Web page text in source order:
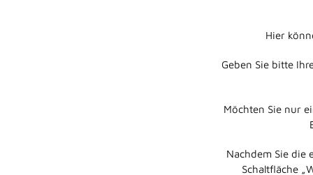
Hier
Geben Sie bitte
Möchten Sie nur
Nachdem Sie die
Schaltfläche